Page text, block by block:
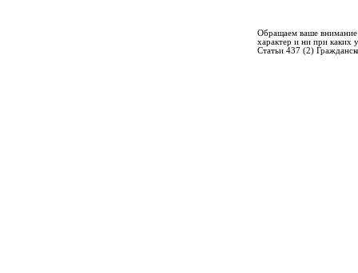
Обращаем ваше
характер и ни при каких
Статьи 437 (2)